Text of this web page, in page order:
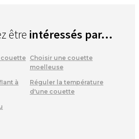
être intéressés par...
couette Choisir une couette
moelleuse
à
Réguler la température
d'une couette